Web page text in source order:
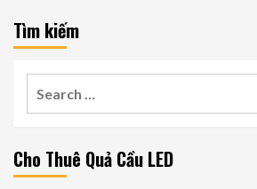
Tìm kiếm
Cho Thuê Quả Cầu LED